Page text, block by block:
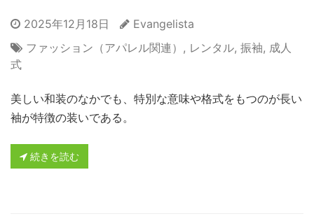
2025年12月18日
Evangelista
ファッション（アパレル関連） , レンタル, 振袖, 成人
式
美しい和装のなかでも、特別な意味や格式をもつのが長い
袖が特徴の装いである。
続きを読む